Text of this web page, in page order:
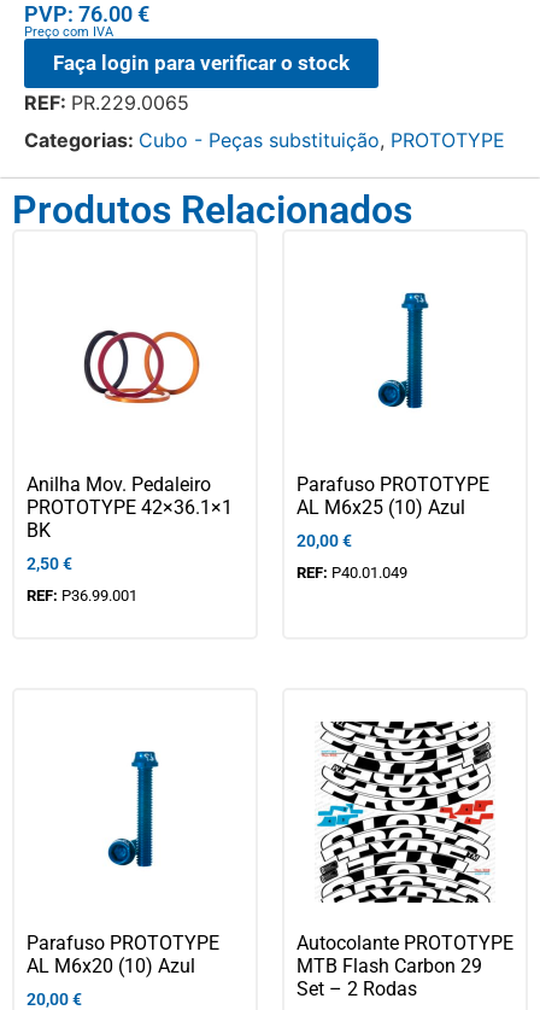
PVP: 76.00 €
Preço com IVA
Faça login para verificar o stock
REF: PR.229.0065
Categorias: Cubo - Peças substituição, PROTOTYPE
Produtos Relacionados
Anilha Mov. Pedaleiro
PROTOTYPE 42×36.1×1
BK
2,50€
REF: P36.99.001
Parafuso PROTOTYPE
AL M6x25 (10) Azul
20,00€
REF: P40.01.049
Parafuso PROTOTYPE
AL M6x20 (10) Azul
20,00€
Autocolante PROTOTYPE
MTB Flash Carbon 29
Set – 2 Rodas